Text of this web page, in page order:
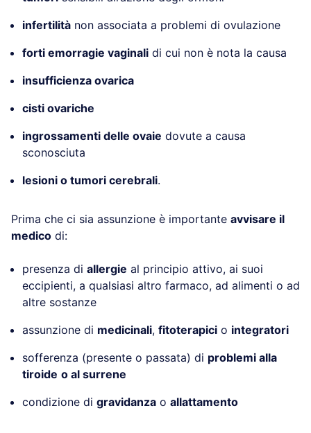
infertilità non associata a problemi di ovulazione
forti emorragie vaginali di cui non è nota la causa
insufficienza ovarica
cisti ovariche
ingrossamenti delle ovaie dovute a causa
sconosciuta
lesioni o tumori cerebrali.
Prima che ci sia assunzione è importante avvisare il
medico di:
presenza di allergie al principio attivo, ai suoi
eccipienti, a qualsiasi altro farmaco, ad alimenti o ad
altre sostanze
assunzione di medicinali, fitoterapici o integratori
sofferenza (presente o passata) di problemi alla
tiroide o al surrene
condizione di gravidanza o allattamento